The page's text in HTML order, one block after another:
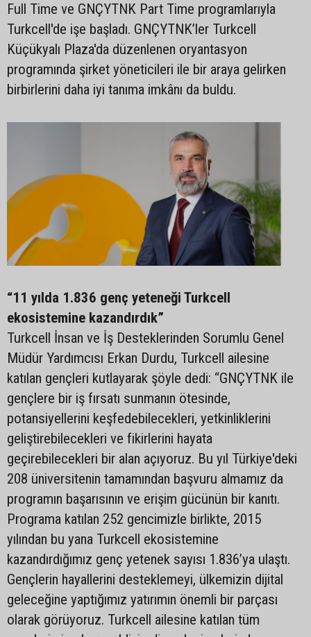
Full Time ve GNÇYTNK Part Time programlarıyla
Turkcell'de işe başladı. GNÇYTNK’ler Turkcell
Küçükyalı Plaza'da düzenlenen oryantasyon
programında şirket yöneticileri ile bir araya gelirken
birbirlerini daha iyi tanıma imkânı da buldu.
“11 yılda 1.836 genç yeteneği Turkcell
ekosistemine kazandırdık”
Turkcell İnsan ve İş Desteklerinden Sorumlu Genel
Müdür Yardımcısı Erkan Durdu, Turkcell ailesine
katılan gençleri kutlayarak şöyle dedi: “GNÇYTNK ile
gençlere bir iş fırsatı sunmanın ötesinde,
potansiyellerini keşfedebilecekleri, yetkinliklerini
geliştirebilecekleri ve fikirlerini hayata
geçirebilecekleri bir alan açıyoruz. Bu yıl Türkiye'deki
208 üniversitenin tamamından başvuru almamız da
programın başarısının ve erişim gücünün bir kanıtı.
Programa katılan 252 gencimizle birlikte, 2015
yılından bu yana Turkcell ekosistemine
kazandırdığımız genç yetenek sayısı 1.836’ya ulaştı.
Gençlerin hayallerini desteklemeyi, ülkemizin dijital
geleceğine yaptığımız yatırımın önemli bir parçası
olarak görüyoruz. Turkcell ailesine katılan tüm